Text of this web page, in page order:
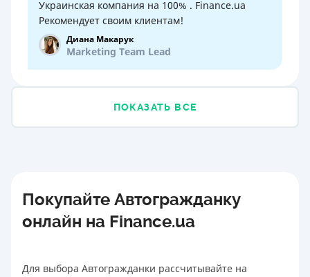
Украинская компания на 100% . Finance.ua
Рекомендует своим клиентам!
Диана Макарук
Marketing Team Lead
ПОКАЗАТЬ ВСЕ
Покупайте Автогражданку
онлайн на Finance.ua
Для выбора Автогражданки рассчитывайте на